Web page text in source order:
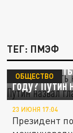
ТЕГ: ПМЭФ
Как
году? Путин
ОБЩЕСТВО
23 ИЮНЯ 17:04
Президент